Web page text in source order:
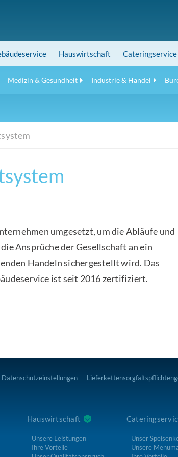
Medizin & Gesundheit Industrie & Handel
Hauswirtschaft Cateringservice
umgesetzt, um die Abläufe und
Ansprüche der Gesellschaft an ein
Handeln sichergestellt wird. Das
ist seit 2016 zertifiziert.
Datenschutzeinstellungen
Hauswirtschaft
Unsere Leistungen
Ihre Vorteile
Unser
Unsere